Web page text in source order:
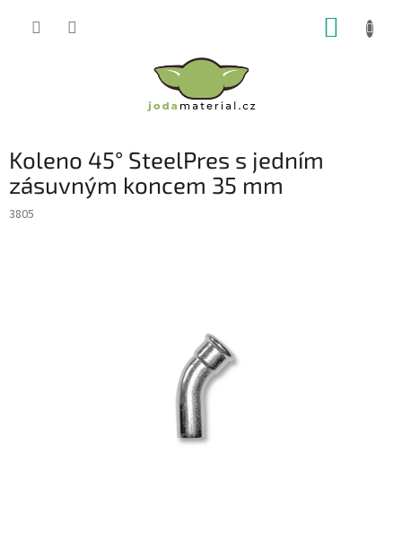
Koleno 45° SteelPres s jedním
zásuvným koncem 35 mm
3805